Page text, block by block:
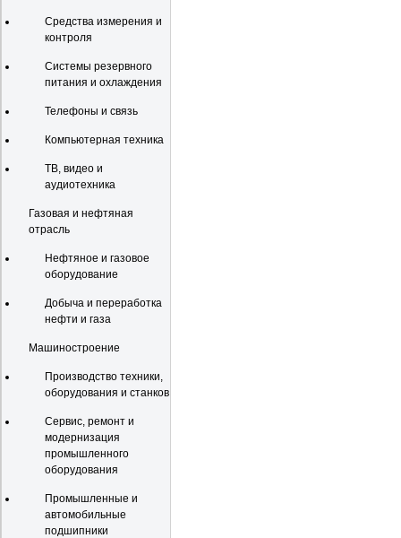
Средства измерения и
контроля
Системы резервного
питания и охлаждения
Телефоны и связь
Компьютерная техника
ТВ, видео и
аудиотехника
Газовая и нефтяная
отрасль
Нефтяное и газовое
оборудование
Добыча и переработка
нефти и газа
Машиностроение
Производство техники,
оборудования и станков
Сервис, ремонт и
модернизация
промышленного
оборудования
Промышленные и
автомобильные
подшипники